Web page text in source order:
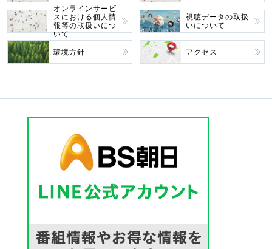
オンラインサービ
スにおける個人情
報等の取扱いにつ
いて
視聴データの取扱
いについて
環境方針 アクセス